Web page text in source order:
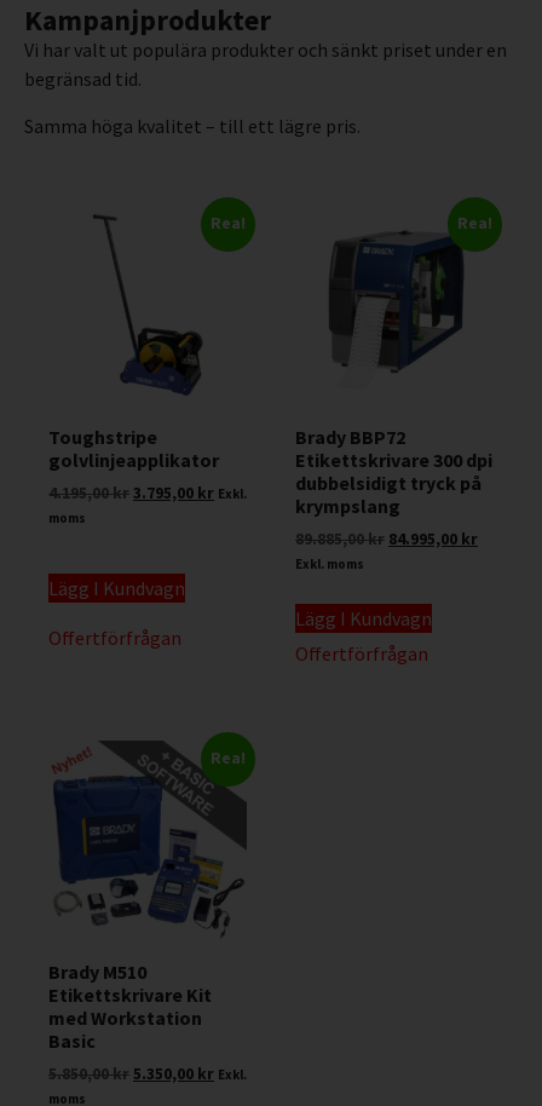
Kampanjprodukter
Vi har valt ut populära produkter och sänkt priset under en
begränsad tid.
Samma höga kvalitet – till ett lägre pris.
Rea!
Toughstripe
golvlinjeapplikator
4.195,00kr3.795,00 kr Exkl.
moms
Lägg I Kundvagn
Offertförfrågan
Rea!
Brady BBP72
Etikettskrivare 300 dpi
dubbelsidigt tryck på
krympslang
89.885,00kr 84.995,00 kr
Exkl. moms
Lägg I Kundvagn
Offertförfrågan
Rea!
Brady M510
Etikettskrivare Kit
med Workstation
Basic
5.850,00kr5.350,00 kr Exkl.
moms